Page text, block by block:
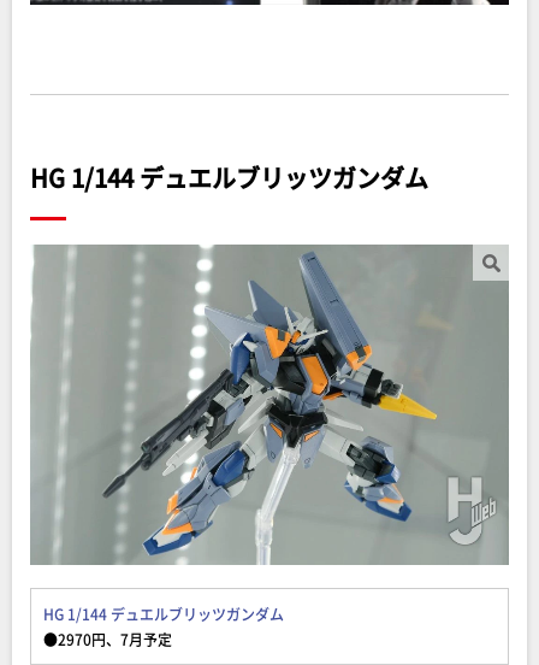
HG 1/144 デュエルブリッツガンダム
HG 1/144 デュエルブリッツガンダム
●2970円、7月予定